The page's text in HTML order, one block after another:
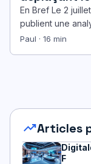
En Bref Le 2
publient une
portant…
Paul · 16 min
trending_upArticles
F